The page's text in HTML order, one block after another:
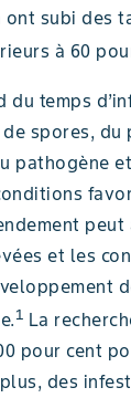
subi des
à 60
temps
spores, du
pathogène
et les
1 La
pour cent
des